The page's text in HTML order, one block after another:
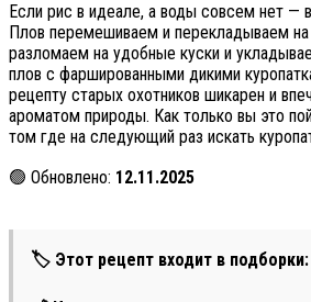
Если рис в идеале, а воды совсем нет —
Плов перемешиваем и перекладываем
разломаем на удобные куски и
плов с фаршированными дикими
рецепту старых охотников шикарен и
ароматом природы. Как только вы это
том где на следующий раз искать
🟢 Обновлено: 12.11.2025
🏷 Этот рецепт входит в подборки: